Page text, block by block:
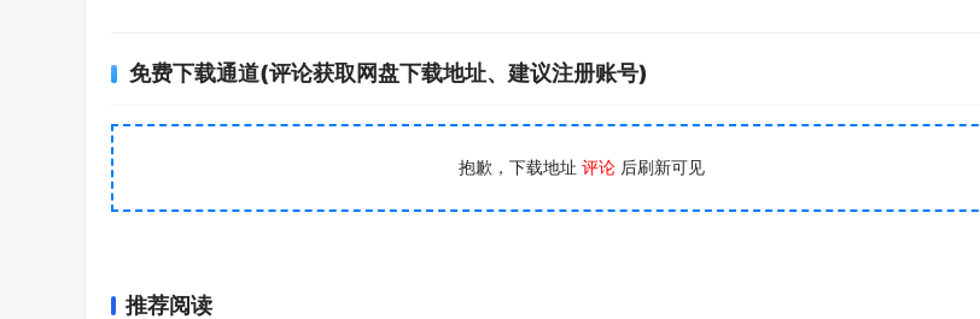
免费下载通道(评论获取网盘下载地址、建议注册账号)
抱歉，下载地址 评论后刷新可见
推荐阅读